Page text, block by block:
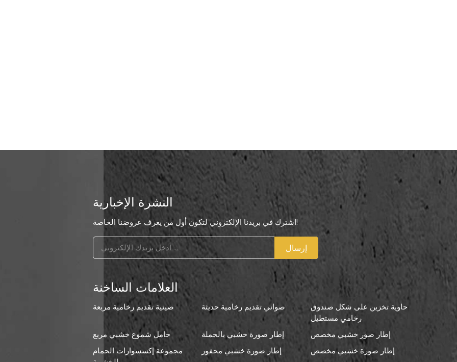
النشرة الإخبارية
اشترك في بريدنا الإلكتروني لتكون أول من يعرف عروضنا الخاصة!
إرسال
العلامات الساخنة
صينية تقديم رخامية مربعة صواني تقديم رخامية حديثة
حاوية تخزين على شكل صندوق
رخامي مستطيل
حامل شموع خشبي مربع
إطار صورة خشبي بالجملة
إطار صور خشبي مخصص
مجموعة إكسسوارات الحمام
إطار صورة خشبي محفور إطار صورة خشبي مخصص